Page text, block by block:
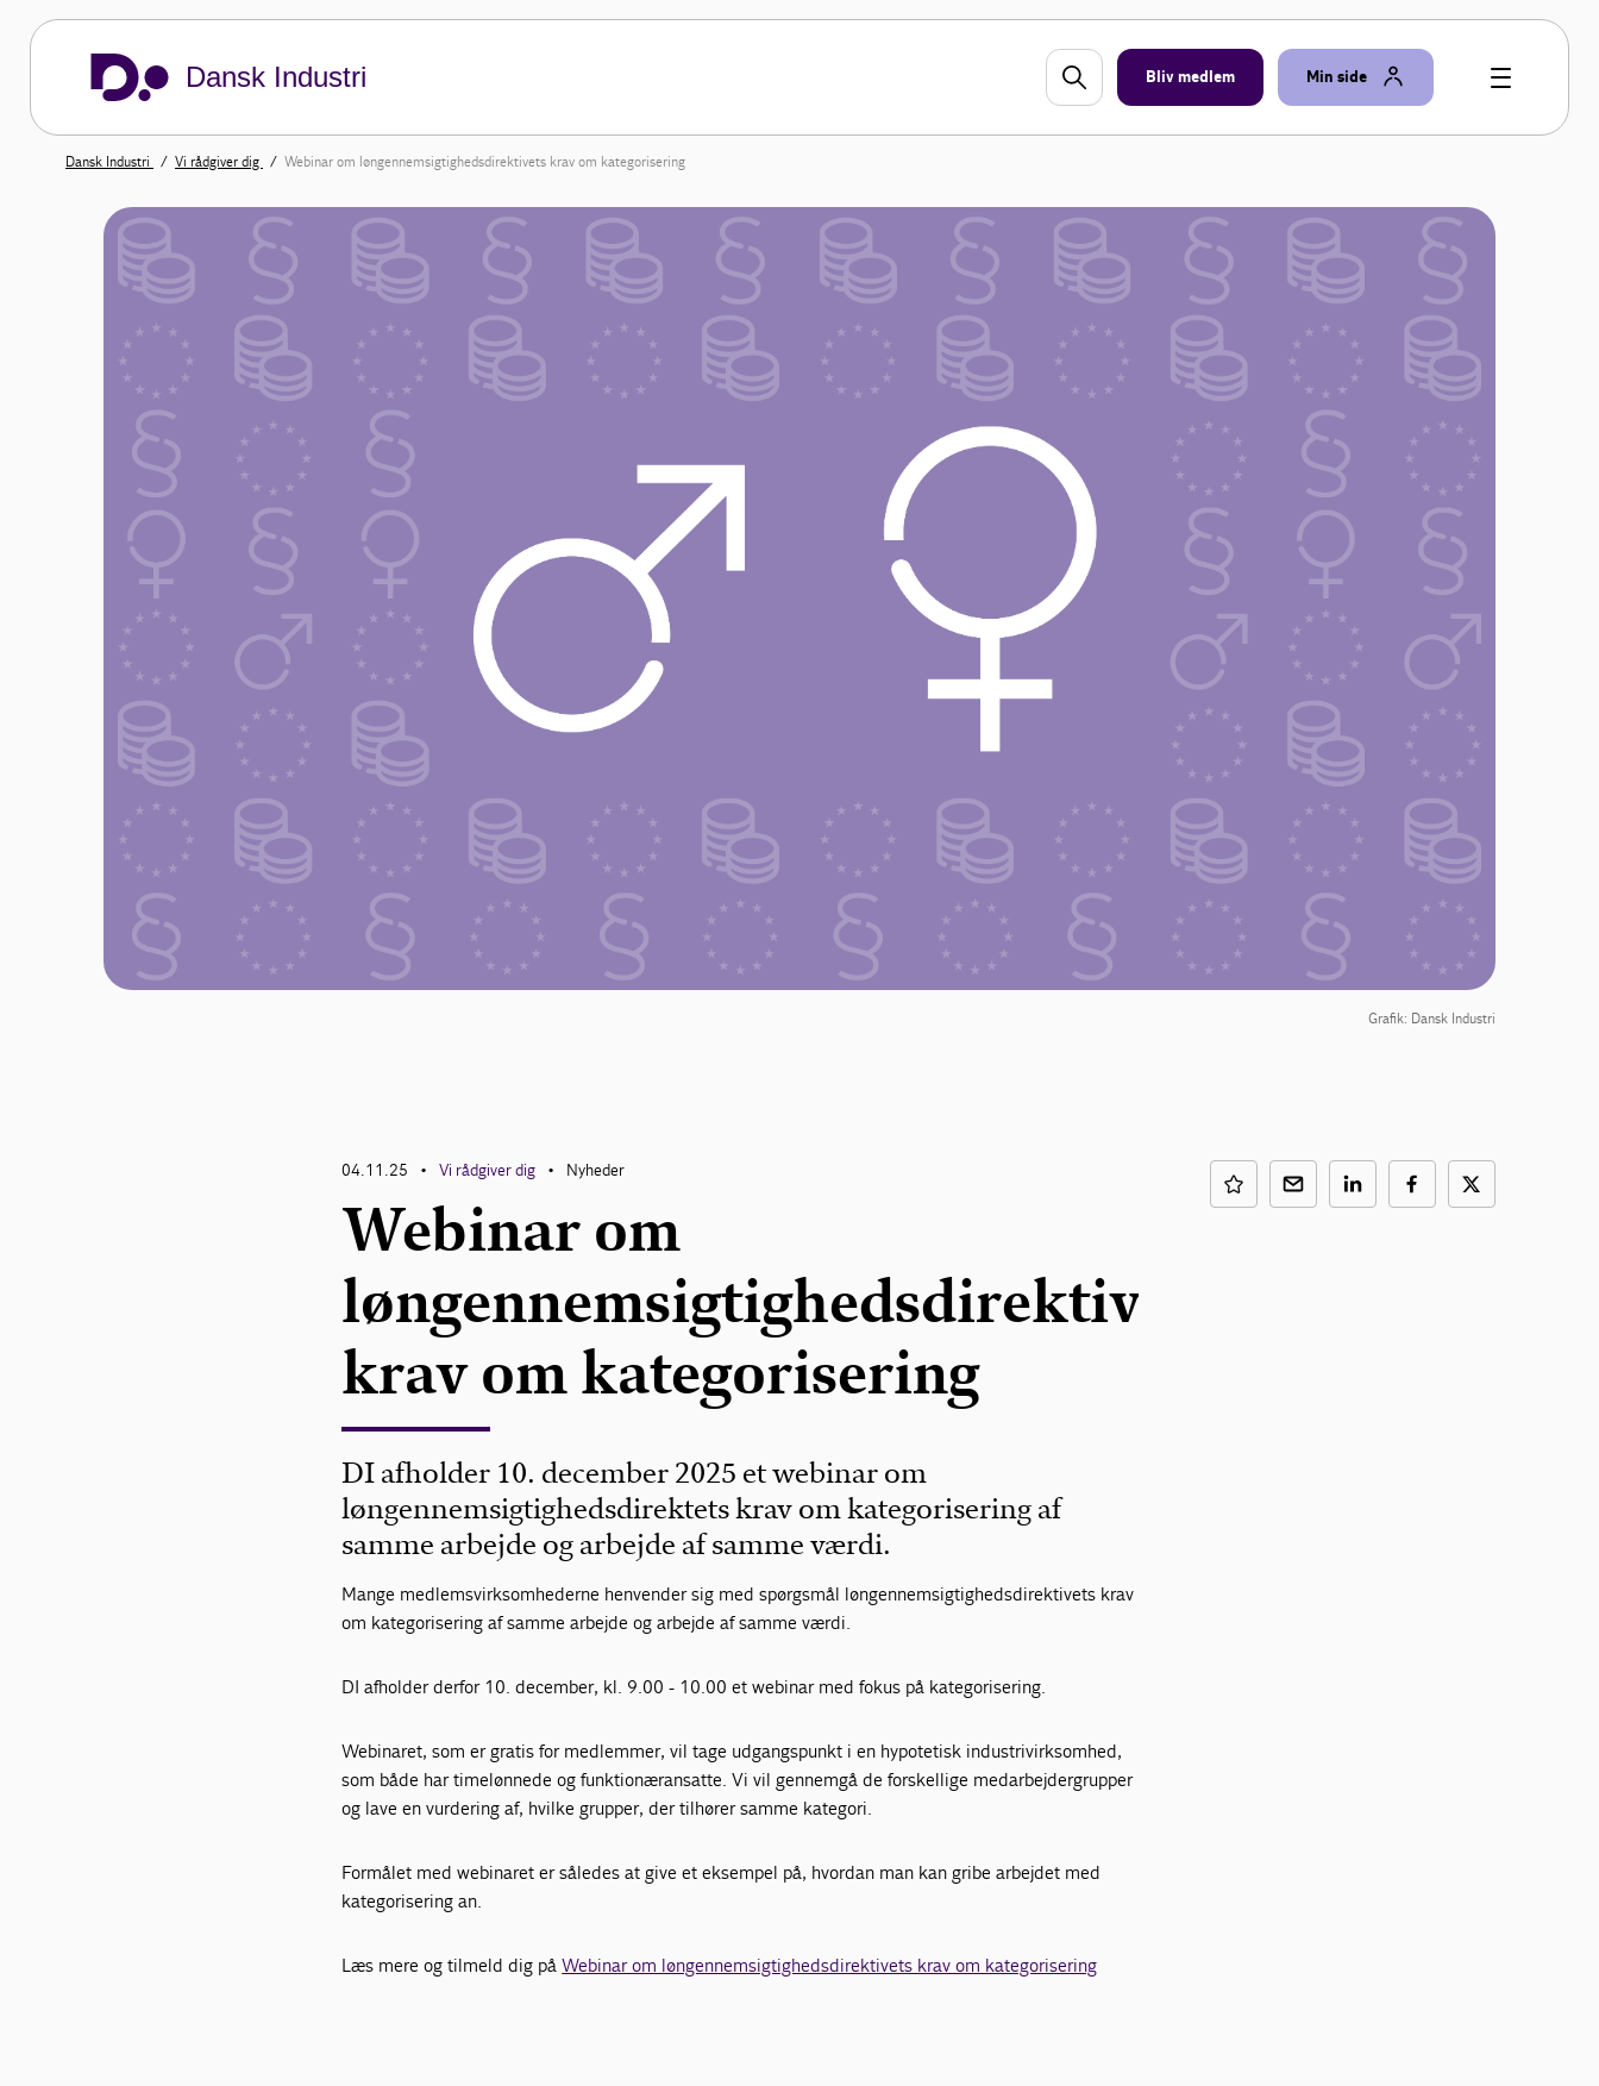
Dansk Industri Bliv medlem Min side
Dansk Industri Vi rådgiver dig Webinar om løngennemsigtighedsdirektivets krav om kategorisering
Grafik: Dansk Industri
04.11.25 • Vi rådgiver dig • Nyheder
Webinar om
løngennemsigtighedsdirektivets
krav om kategorisering
DI afholder 10. december 2025 et webinar om
løngennemsigtighedsdirektets krav om kategorisering af
samme arbejde og arbejde af samme værdi.
Mange medlemsvirksomhederne henvender sig med spørgsmål løngennemsigtighedsdirektivets krav
om kategorisering af samme arbejde og arbejde af samme værdi.
DI afholder derfor 10. december, kl. 9.00 - 10.00 et webinar med fokus på kategorisering.
Webinaret, som er gratis for medlemmer, vil tage udgangspunkt i en hypotetisk industrivirksomhed,
som både har timelønnede og funktionæransatte. Vi vil gennemgå de forskellige medarbejdergrupper
og lave en vurdering af, hvilke grupper, der tilhører samme kategori.
Formålet med webinaret er således at give et eksempel på, hvordan man kan gribe arbejdet med
kategorisering an.
Læs mere og tilmeld dig påWebinar om løngennemsigtighedsdirektivets krav om kategorisering